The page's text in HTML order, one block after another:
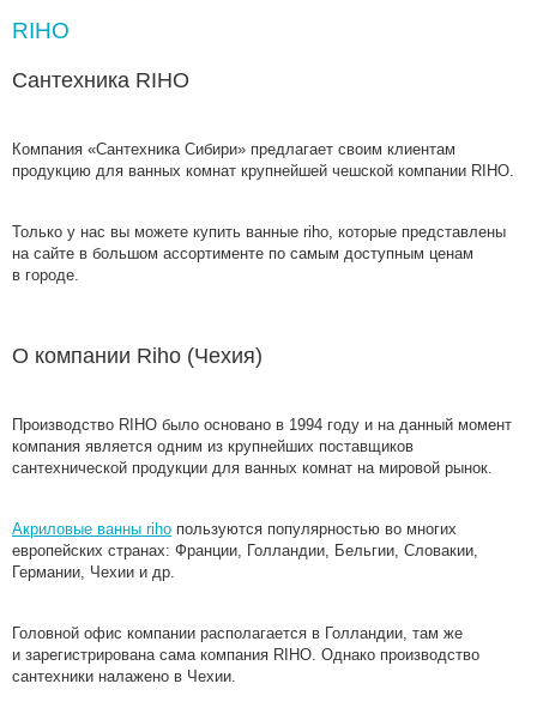
RIHO
Сантехника RIHO
Компания «Сантехника Сибири» предлагает своим клиентам
продукцию для ванных комнат крупнейшей чешской компании RIHO.
Только у нас вы можете купить ванные riho, которые представлены
на сайте в большом ассортименте по самым доступным ценам
в городе.
О компании Riho (Чехия)
Производство RIHO было основано в 1994 году и на данный момент
компания является одним из крупнейших поставщиков
сантехнической продукции для ванных комнат на мировой рынок.
Акриловые ванны riho пользуются популярностью во многих
европейских странах: Франции, Голландии, Бельгии, Словакии,
Германии, Чехии и др.
Головной офис компании располагается в Голландии, там же
и зарегистрирована сама компания RIHO. Однако производство
сантехники налажено в Чехии.